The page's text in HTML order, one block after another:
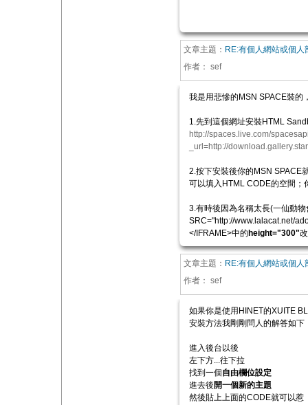
文章主題： RE:有個人網站或個
作者： sef
我是用悲慘的MSN SPACE裝的
1.先到這個網址安裝HTML
http://spaces.live.com/
_url=http://
2.按下安裝後你的MSN SPACE
可以填入HTML CODE的空間；
3.有時後因為名稱太長(一仙動
SRC="http://www.lalacat.net/
</IFRAME>中的 height="300"
文章主題： RE:有個人網站或個
作者： sef
如果你是使用HINET的XUITE
安裝方法我剛剛問人的解答如下
進入後台以後
左下方...往下拉
找到一個自由欄位設定
進去後 開一個新的主題
然後貼上上面的CODE就可以惹